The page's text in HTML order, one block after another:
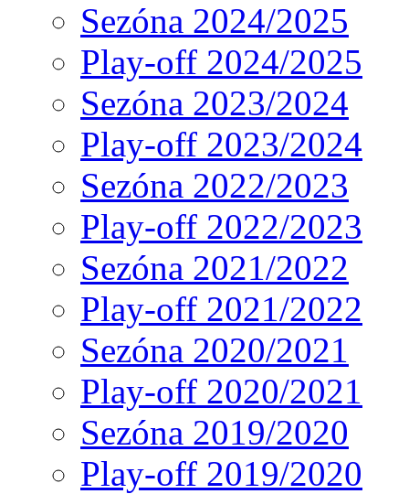
Sezóna 2024/2025
Play-off 2024/2025
Sezóna 2023/2024
Play-off 2023/2024
Sezóna 2022/2023
Play-off 2022/2023
Sezóna 2021/2022
Play-off 2021/2022
Sezóna 2020/2021
Play-off 2020/2021
Sezóna 2019/2020
Play-off 2019/2020